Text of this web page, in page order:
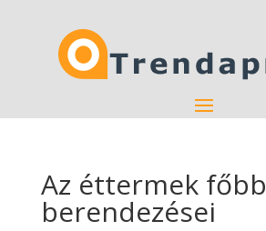
Az éttermek főbb
berendezései